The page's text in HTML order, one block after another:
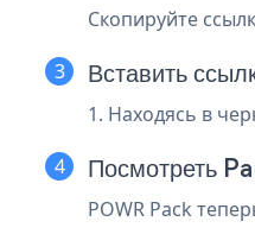
Скопируйте
Вставить
1. Находясь в
Посмотреть
POWR Pack